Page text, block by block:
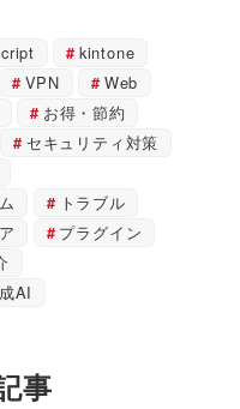
kintone
VPN
Web
お得・節約
セキュリティ対策
トラブル
プラグイン
AI
事